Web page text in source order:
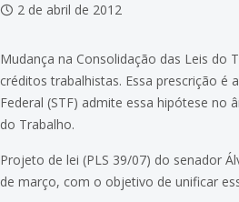
2 de abril de 2012
Mudança na Consolidação das Leis do
créditos trabalhistas. Essa prescrição
Federal (STF) admite essa hipótese no
do Trabalho.
Projeto de lei (PLS 39/07) do senador
de março, com o objetivo de unificar